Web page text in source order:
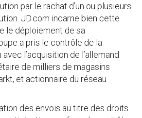
par le rachat d’un ou plusieurs
JD.com incarne bien cette
le déploiement de sa
a pris le contrôle de la
l’acquisition de l’allemand
de milliers de magasins
et actionnaire du réseau
des envois au titre des droits